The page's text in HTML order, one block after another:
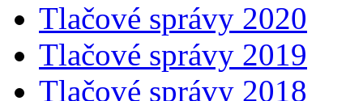
Tlačové správy 2020
Tlačové správy 2019
Tlačové správy 2018